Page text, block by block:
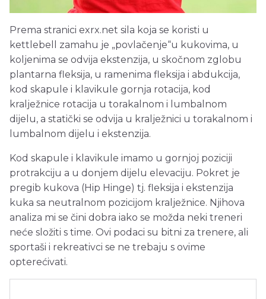
Prema stranici exrx.net sila koja se koristi u
kettlebell zamahu je „povlačenje“u kukovima, u
koljenima se odvija ekstenzija, u skočnom zglobu
plantarna fleksija, u ramenima fleksija i abdukcija,
kod skapule i klavikule gornja rotacija, kod
kralježnice rotacija u torakalnom i lumbalnom
dijelu, a statički se odvija u kralježnici u torakalnom i
lumbalnom dijelu i ekstenzija.
Kod skapule i klavikule imamo u gornjoj poziciji
protrakciju a u donjem dijelu elevaciju. Pokret je
pregib kukova (Hip Hinge) tj. fleksija i ekstenzija
kuka sa neutralnom pozicijom kralježnice. Njihova
analiza mi se čini dobra iako se možda neki treneri
neće složiti s time. Ovi podaci su bitni za trenere, ali
sportaši i rekreativci se ne trebaju s ovime
opterećivati.